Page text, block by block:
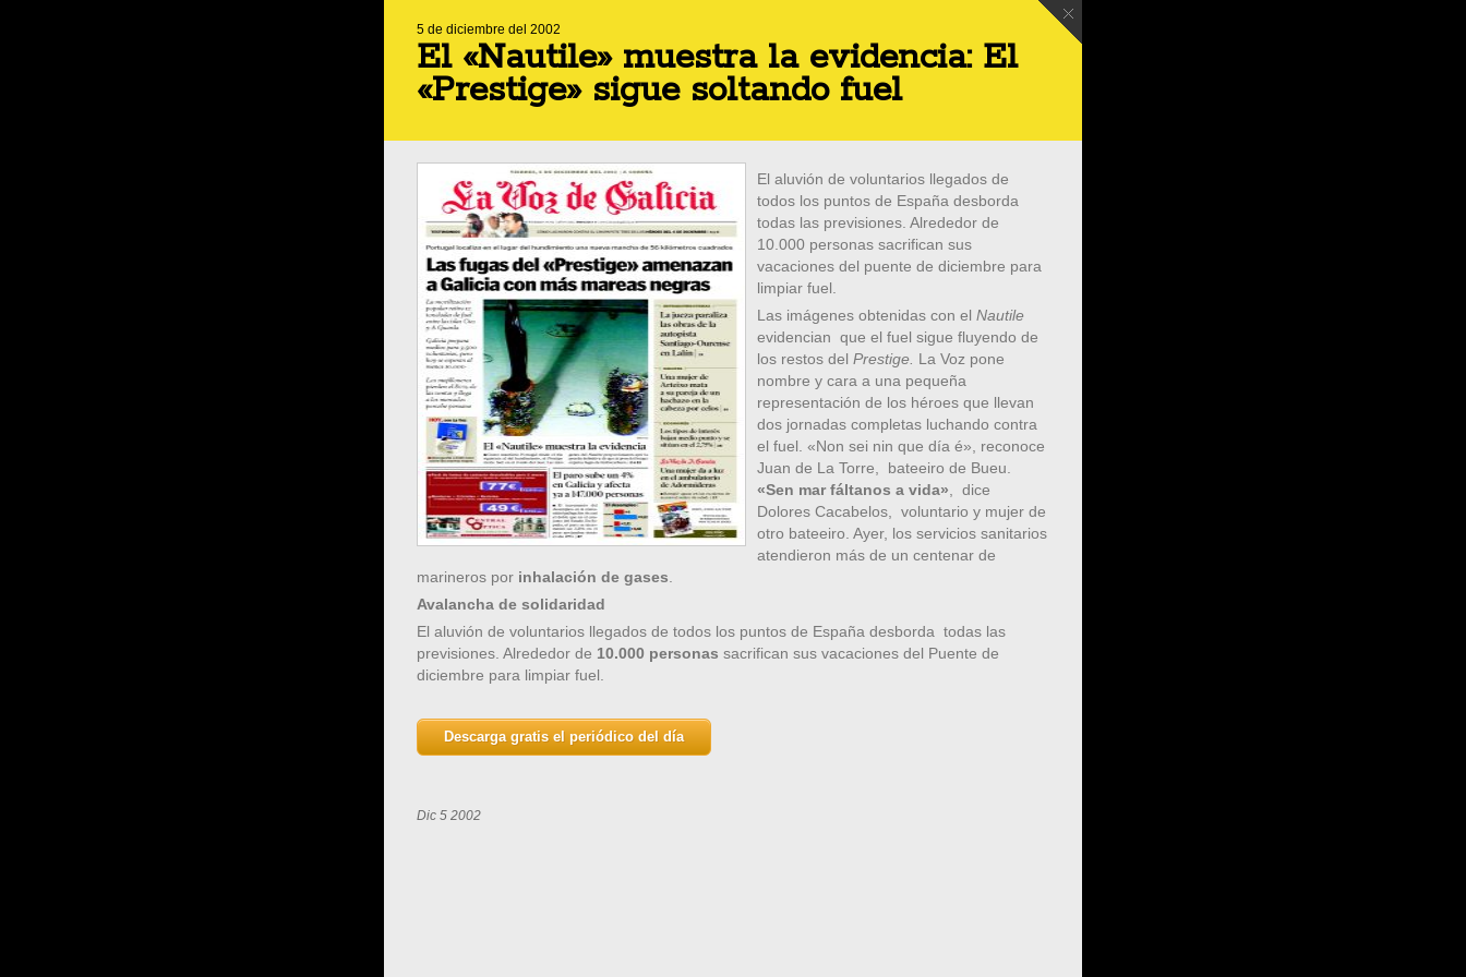
5 de diciembre del 2002
El «Nautile» muestra la evidencia: El
«Prestige» sigue soltando fuel
El aluvión de voluntarios llegados de
todos los puntos de España desborda
todas las previsiones. Alrededor de
10.000 personas sacrifican sus
vacaciones del puente de diciembre para
limpiar fuel.
Las imágenes obtenidas con el Nautile
evidencian que el fuel sigue fluyendo de
los restos del Prestige. La Voz pone
nombre y cara a una pequeña
representación de los héroes que llevan
dos jornadas completas luchando contra
el fuel. «Non sei nin que día é», reconoce
Juan de La Torre, bateeiro de Bueu.
«Sen mar fáltanos a vida» , dice
Dolores Cacabelos, voluntario y mujer de
otro bateeiro. Ayer, los servicios sanitarios
atendieron más de un centenar de
marineros por inhalación de gases
Avalancha de solidaridad
El aluvión de voluntarios llegados de todos los puntos de España desborda todas las
previsiones. Alrededor de 10.000 personas sacrifican sus vacaciones del Puente de
diciembre para limpiar fuel.
Descarga gratis el periódico del día
Dic 5 2002